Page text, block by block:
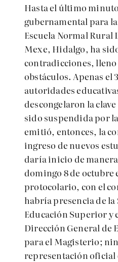
Hasta el último
gubernamental para
Escuela Normal
Mexe, Hidalgo, ha
contradicciones,
obstáculos. Apenas el
autoridades
descongelaron la
sido suspendida por
emitió, entonces, la
ingreso de nuevos
daría inicio de
domingo 8 de octubre
protocolario, con el
habría presencia de
Educación Superior y
Dirección General de
para el Magisterio;
representación oficial